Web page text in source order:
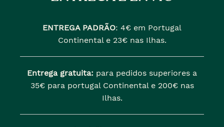
ENTREGA PADRÃO: 4€ em Portugal
Continental e 23€ nas Ilhas.
Entrega gratuita: para pedidos superiores a
35€ para portugal Continental e 200€ nas
Ilhas.